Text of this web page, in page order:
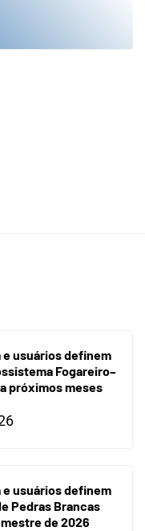
e usuários definem
Fogareiro–
próximos meses
e usuários definem
Pedras Brancas
de 2026